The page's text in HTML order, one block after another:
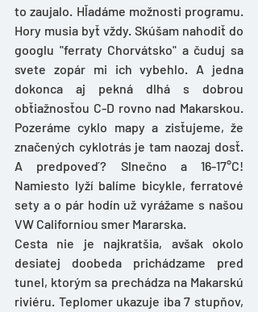
to zaujalo. Hľadáme možnosti programu.
Hory musia byť vždy. Skúšam nahodiť do
googlu "ferraty Chorvátsko" a čuduj sa
svete zopár mi ich vybehlo. A jedna
dokonca aj pekná dlhá s dobrou
obťiažnosťou C-D rovno nad Makarskou.
Pozeráme cyklo mapy a zisťujeme, že
značených cyklotrás je tam naozaj dosť.
A predpoveď? Slnečno a 16-17°C!
Namiesto lyží balíme bicykle, ferratové
sety a o pár hodín už vyrážame s našou
VW Californiou smer Mararska.
Cesta nie je najkratšia, avšak okolo
desiatej doobeda prichádzame pred
tunel, ktorým sa prechádza na Makarskú
riviéru. Teplomer ukazuje iba 7 stupňov,